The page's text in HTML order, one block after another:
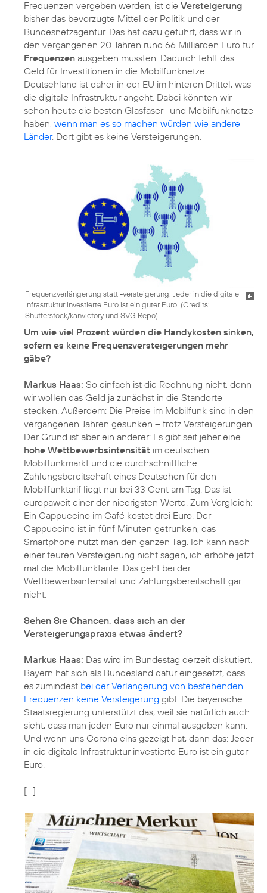
Frequenzen vergeben werden, ist die Versteigerung
bisher das bevorzugte Mittel der Politik und der
Bundesnetzagentur. Das hat dazu geführt, dass wir in
den vergangenen 20 Jahren rund 66 Milliarden Euro für
Frequenzen ausgeben mussten. Dadurch fehlt das
Geld für Investitionen in die Mobilfunknetze.
Deutschland ist daher in der EU im hinteren Drittel, was
die digitale Infrastruktur angeht. Dabei könnten wir
schon heute die besten Glasfaser- und Mobilfunknetze
haben, wenn man es so machen würden wie andere
Länder. Dort gibt es keine Versteigerungen.
Frequenzverlängerung statt -versteigerung: Jeder in die digitale
Infrastruktur investierte Euro ist ein guter Euro. (Credits:
Shutterstock/kanvictory und SVG Repo)
Um wie viel Prozent würden die Handykosten sinken,
sofern es keine Frequenzversteigerungen mehr
gäbe?
Markus Haas: So einfach ist die Rechnung nicht, denn
wir wollen das Geld ja zunächst in die Standorte
stecken. Außerdem: Die Preise im Mobilfunk sind in den
vergangenen Jahren gesunken – trotz Versteigerungen.
Der Grund ist aber ein anderer: Es gibt seit jeher eine
hohe Wettbewerbsintensität im deutschen
Mobilfunkmarkt und die durchschnittliche
Zahlungsbereitschaft eines Deutschen für den
Mobilfunktarif liegt nur bei 33 Cent am Tag. Das ist
europaweit einer der niedrigsten Werte. Zum Vergleich:
Ein Cappuccino im Café kostet drei Euro. Der
Cappuccino ist in fünf Minuten getrunken, das
Smartphone nutzt man den ganzen Tag. Ich kann nach
einer teuren Versteigerung nicht sagen, ich erhöhe jetzt
mal die Mobilfunktarife. Das geht bei der
Wettbewerbsintensität und Zahlungsbereitschaft gar
nicht.
Sehen Sie Chancen, dass sich an der
Versteigerungspraxis etwas ändert?
Markus Haas: Das wird im Bundestag derzeit diskutiert.
Bayern hat sich als Bundesland dafür eingesetzt, dass
es zumindest bei der Verlängerung von bestehenden
Frequenzen keine Versteigerung gibt. Die bayerische
Staatsregierung unterstützt das, weil sie natürlich auch
sieht, dass man jeden Euro nur einmal ausgeben kann.
Und wenn uns Corona eins gezeigt hat, dann das: Jeder
in die digitale Infrastruktur investierte Euro ist ein guter
Euro.
[...]